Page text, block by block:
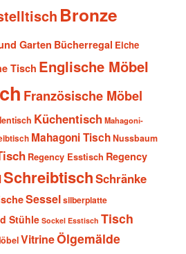
Bronze
Garten Bücherregal Eiche
Tisch Englische Möbel
Französische Möbel
Küchentisch Mahagoni-
Mahagoni TischNussbaum
Regency Esstisch Regency
SchreibtischSchränke
Sesselsilberplatte
Stühle Sockel Esstisch Tisch
VitrineÖlgemälde